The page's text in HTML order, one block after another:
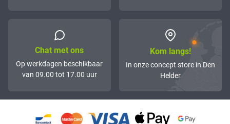
Chat met ons
Op werkdagen beschikbaar
van 09.00 tot 17.00 uur
Kom langs!
In onze concept store in Den
Helder